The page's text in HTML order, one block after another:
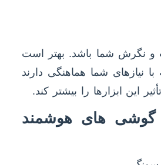
و نگرش شما باشد. بهتر است
نیازهای شما هماهنگی دارند
این ابزارها را بیشتر کند.
گوشی های هوشمند